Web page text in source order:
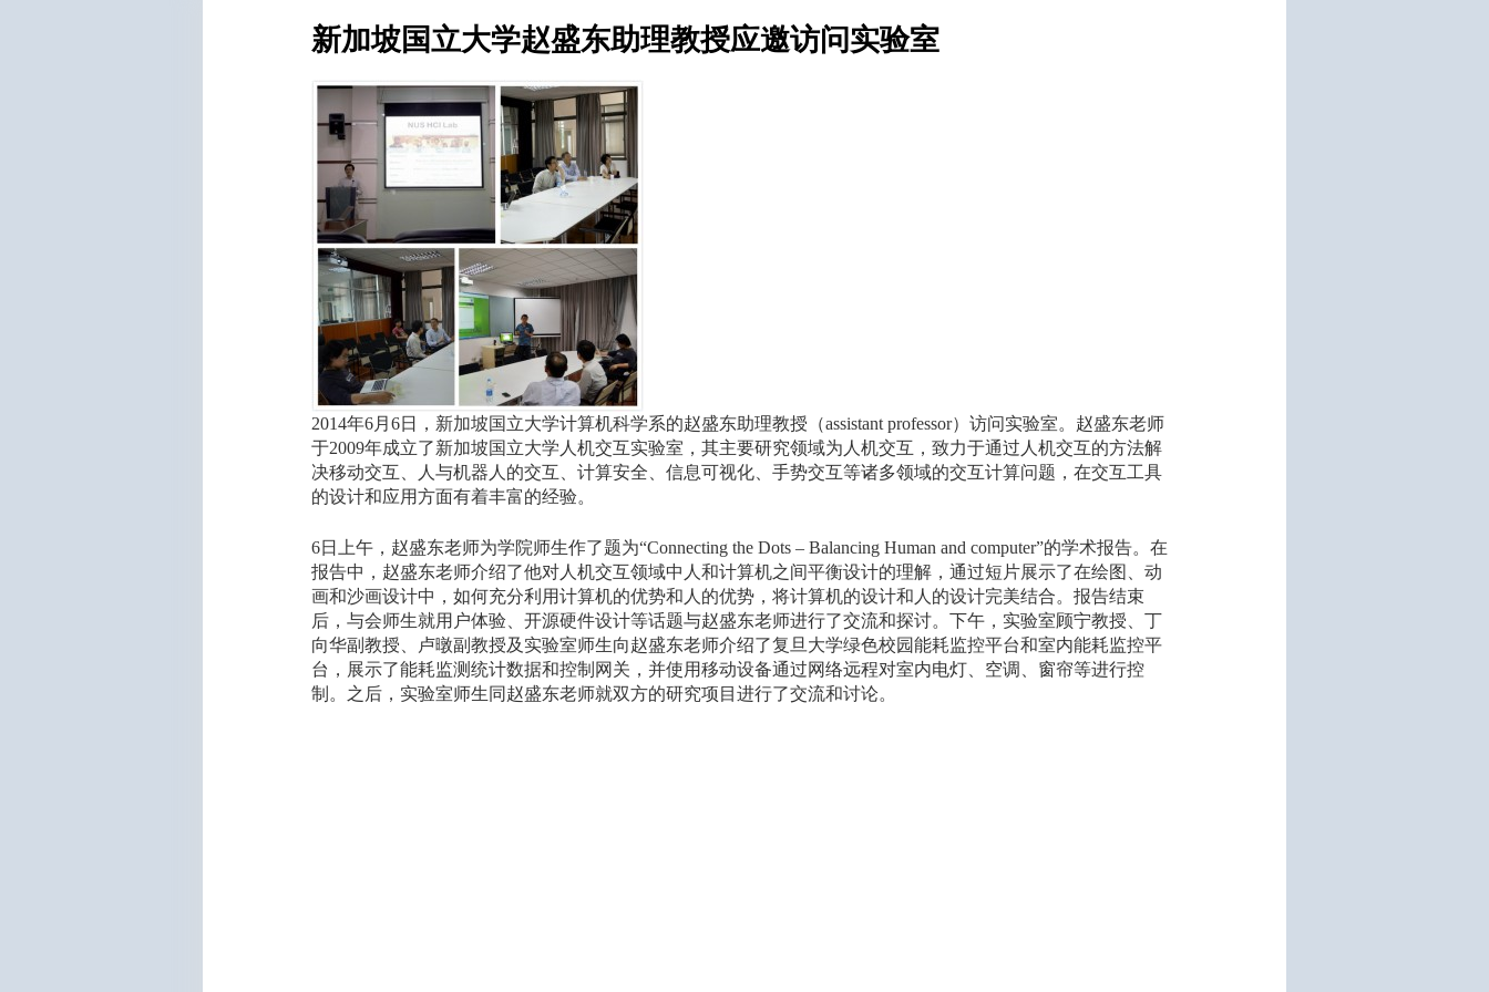
新加坡国立大学赵盛东助理教授应邀访问实验室
2014年6月6日，新加坡国立大学计算机科学系的赵盛东助理教授（assistant professor）访问实验室。赵盛东老师
于2009年成立了新加坡国立大学人机交互实验室，其主要研究领域为人机交互，致力于通过人机交互的方法解
决移动交互、人与机器人的交互、计算安全、信息可视化、手势交互等诸多领域的交互计算问题，在交互工具
的设计和应用方面有着丰富的经验。
6日上午，赵盛东老师为学院师生作了题为“Connecting the Dots – Balancing Human and computer”的学术报告。在
报告中，赵盛东老师介绍了他对人机交互领域中人和计算机之间平衡设计的理解，通过短片展示了在绘图、动
画和沙画设计中，如何充分利用计算机的优势和人的优势，将计算机的设计和人的设计完美结合。报告结束
后，与会师生就用户体验、开源硬件设计等话题与赵盛东老师进行了交流和探讨。下午，实验室顾宁教授、丁
向华副教授、卢暾副教授及实验室师生向赵盛东老师介绍了复旦大学绿色校园能耗监控平台和室内能耗监控平
台，展示了能耗监测统计数据和控制网关，并使用移动设备通过网络远程对室内电灯、空调、窗帘等进行控
制。之后，实验室师生同赵盛东老师就双方的研究项目进行了交流和讨论。